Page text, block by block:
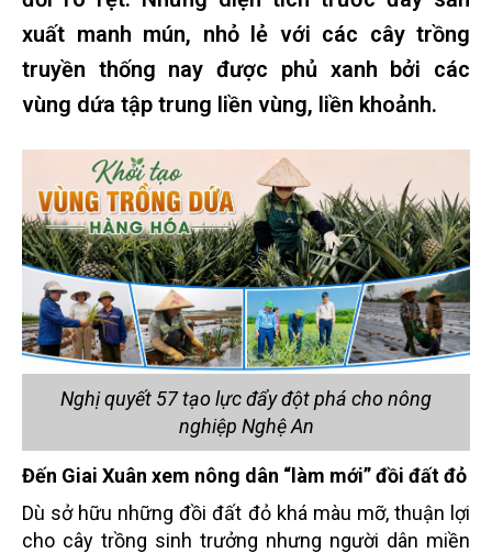
xuất manh mún, nhỏ lẻ với các cây trồng
truyền thống nay được phủ xanh bởi các
vùng dứa tập trung liền vùng, liền khoảnh.
Nghị quyết 57 tạo lực đẩy đột phá cho nông
nghiệp Nghệ An
Đến Giai Xuân xem nông dân “làm mới” đồi đất đỏ
Dù sở hữu những đồi đất đỏ khá màu mỡ, thuận lợi
cho cây trồng sinh trưởng nhưng người dân miền